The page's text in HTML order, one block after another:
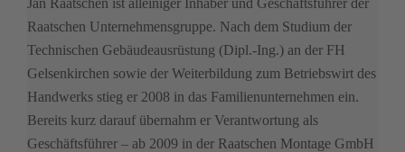
Raatschen Unternehmensgruppe. Nach dem Studium der
Technischen Gebäudeausrüstung (Dipl.-Ing.) an der FH
Gelsenkirchen sowie der Weiterbildung zum Betriebswirt des
Handwerks stieg er 2008 in das Familienunternehmen ein.
Bereits kurz darauf übernahm er Verantwortung als
Geschäftsführer – ab 2009 in der Raatschen Montage GmbH